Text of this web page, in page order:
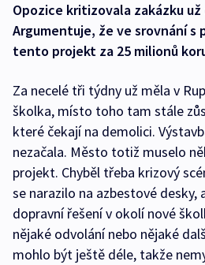
Opozice kritizovala zakázku
Argumentuje, že ve srovnání s
tento projekt za 25 milionů
Za necelé tři týdny už měla v
školka, místo toho tam stále
které čekají na demolici.
nezačala. Město totiž muselo
projekt. Chyběl třeba krizový
se narazilo na azbestové desky,
dopravní řešení v okolí nové
nějaké odvolání nebo nějaké
mohlo být ještě déle, takže